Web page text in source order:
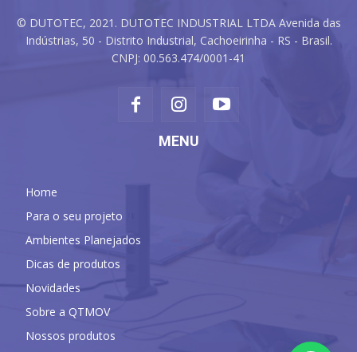
© DUTOTEC, 2021. DUTOTEC INDUSTRIAL LTDA Avenida das
Indústrias, 50 - Distrito Industrial, Cachoeirinha - RS - Brasil.
CNPJ: 00.563.474/0001-41
MENU
Home
Para o seu projeto
Ambientes Planejados
Dicas de produtos
Novidades
Sobre a QTMOV
Nossos produtos